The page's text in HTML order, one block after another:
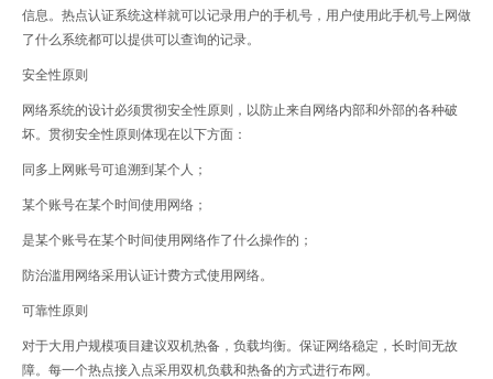
信息。热点认证系统这样就可以记录用户的手机号，用户使用此手机号上网做
了什么系统都可以提供可以查询的记录。
安全性原则
网络系统的设计必须贯彻安全性原则，以防止来自网络内部和外部的各种破
坏。贯彻安全性原则体现在以下方面：
同多上网账号可追溯到某个人；
某个账号在某个时间使用网络；
是某个账号在某个时间使用网络作了什么操作的；
防治滥用网络采用认证计费方式使用网络。
可靠性原则
对于大用户规模项目建议双机热备，负载均衡。保证网络稳定，长时间无故
障。每一个热点接入点采用双机负载和热备的方式进行布网。